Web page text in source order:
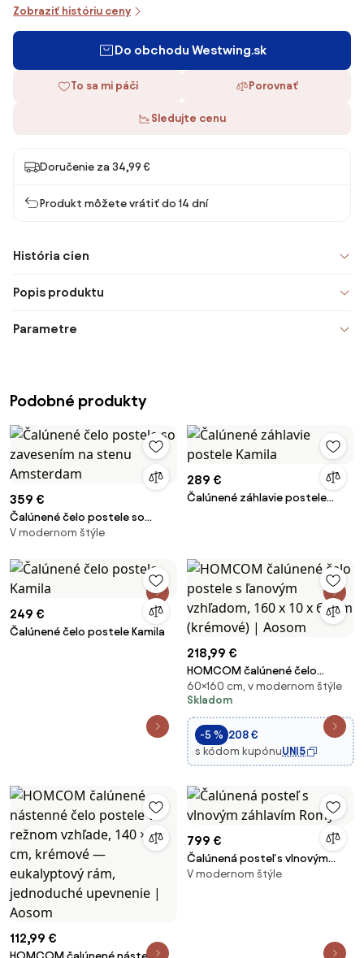
Zobraziť históriu ceny
Do obchodu Westwing.sk
To sa mi páči Porovnať
Sledujte cenu
Doručenie za 34,99 €
Produkt môžete vrátiť do 14 dní
História cien
Popis produktu
Parametre
Podobné produkty
359 €
Čalúnené čelo postele so
zavesením na stenu
V modernom štýle
289 €
Čalúnené záhlavie postele
249 €
Čalúnené čelo postele Kamila
218,99 €
HOMCOM čalúnené čelo
postele s ľanovým vzhľadom,
160 x 10 x 60 cm (krémové) |
Aosom
60×160 cm, v modernom štýle
Skladom
-5 % 208 €
s kódom kupónuUNI5
112,99 €
799 €
Čalúnená posteľ s vlnovým
záhlavím Romy
V modernom štýle